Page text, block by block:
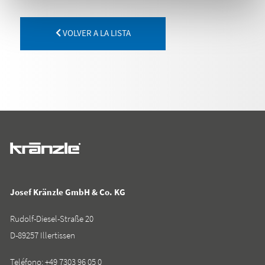
VOLVER A LA LISTA
Josef Kränzle GmbH & Co. KG
Rudolf-Diesel-Straße 20
D-89257 Illertissen
Teléfono:+49 7303 96 05 0